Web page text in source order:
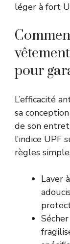
léger à fort
pour
L’efficacité
sa
de son
l’indice UPF
règles
Laver